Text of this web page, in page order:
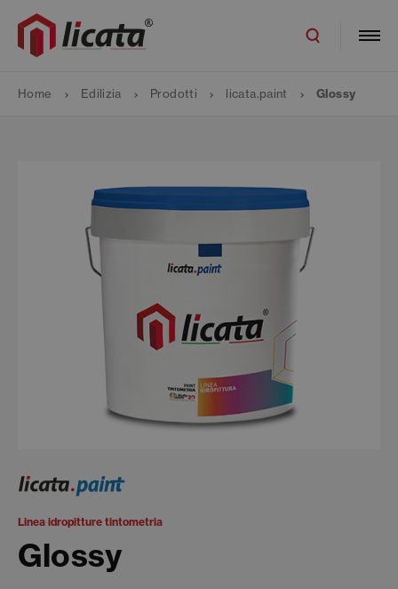
Home Edilizia Prodotti licata.paint Glossy
Linea idropitture tintometria
Glossy